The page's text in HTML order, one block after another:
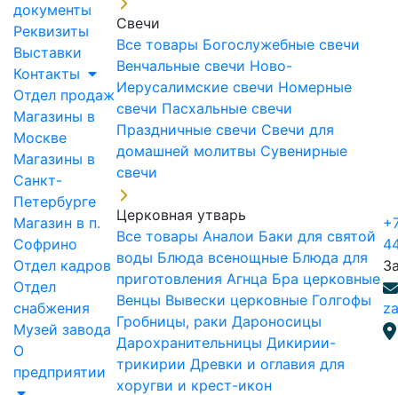
документы
Реквизиты
Выставки
Контакты
Отдел продаж
Магазины в
Москве
Магазины в
Санкт-
Петербурге
Магазин в п.
Софрино
Отдел кадров
Отдел
снабжения
Музей завода
О
предприятии
Свечи
Все товары Богослужебные свечи
Венчальные свечи Ново-
Иерусалимские свечи Номерные
свечи Пасхальные свечи
Праздничные свечи Свечи для
домашней молитвы Сувенирные
свечи
Церковная утварь
Все товары Аналои Баки для святой
воды Блюда всенощные Блюда для
приготовления Агнца Бра церковные
Венцы Вывески церковные Голгофы
Гробницы, раки Дароносицы
Дарохранительницы Дикирии-
трикирии Древки и оглавия для
хоругви и крест-икон